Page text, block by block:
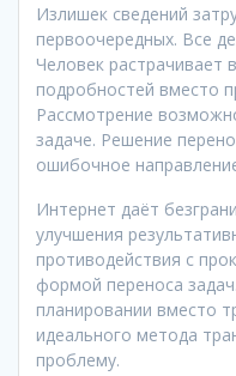
Излишек сведений
первоочередных. Все
Человек растрачивает
подробностей вместо
Рассмотрение
задаче. Решение
ошибочное
Интернет даёт
улучшения
противодействия с
формой переноса
планировании вместо
идеального метода
проблему.